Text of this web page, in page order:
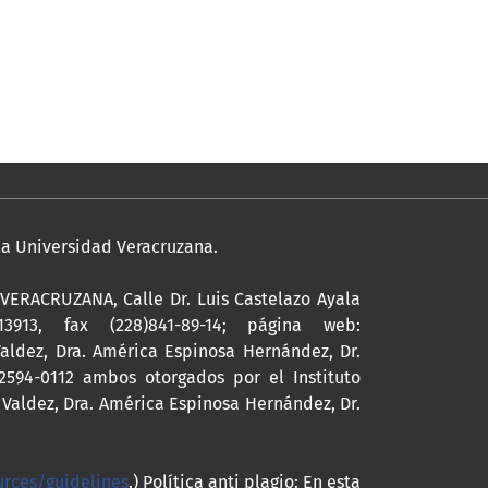
Universidad Veracruzana.
Calle Dr. Luis Castelazo Ayala
fax (228)841-89-14; página web:
Dra. América Espinosa Hernández, Dr.
0112 ambos otorgados por el Instituto
Dra. América Espinosa Hernández, Dr.
guidelines.) Política anti plagio: En esta